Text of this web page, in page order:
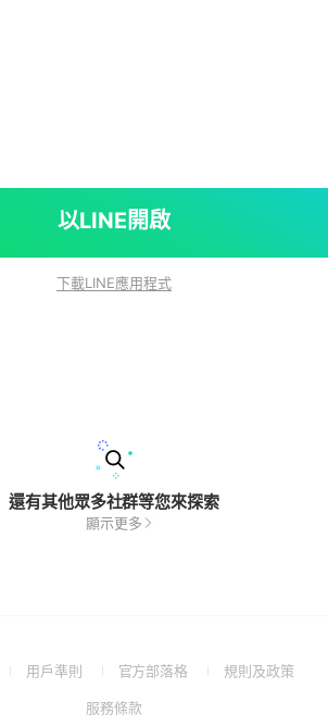
以LINE開啟
下載LINE應用程式
還有其他眾多社群等您來探索
顯示更多
(Open用戶準則
(Open
a
官方部落格
(Open規則及政策(Open
服務條款(Open